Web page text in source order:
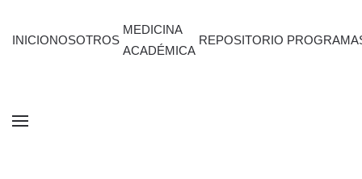
INICIONOSOTROS
MEDICINA
ACADÉMICA
REPOSITORIO